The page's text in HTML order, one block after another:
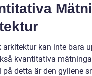
arkitektur kan inte bara
kvantitativa
på detta är den gyllene